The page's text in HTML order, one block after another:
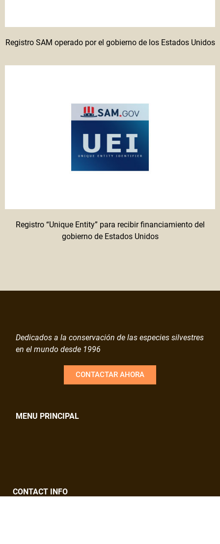
Registro SAM operado por el gobierno de los Estados Unidos
Registro “Unique Entity” para recibir financiamiento del
gobierno de Estados Unidos
Dedicados a la conservación de las especies silvestres
en el mundo desde 1996
CONTACTAR AHORA
MENU PRINCIPAL
CONTACT INFO